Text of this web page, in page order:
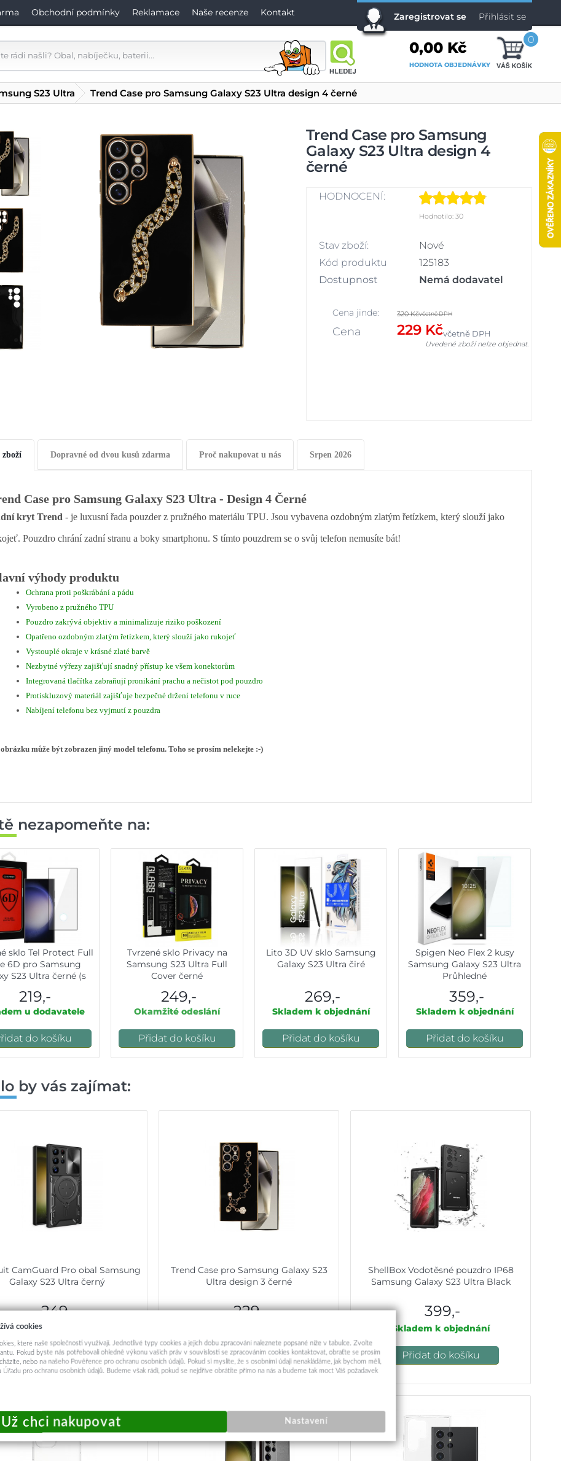
Obchodní podmínky Reklamace Naše recenze Kontakt Zaregistrovat se Přihlásit se
0,00 Kč
HODNOTA OBJEDNÁVKY
0
S23 Ultra Trend Case pro Samsung Galaxy S23 Ultra design 4 černé
Trend Case pro Samsung
Galaxy S23 Ultra design 4
černé
HODNOCENÍ:
Hodnotilo: 30
Stav zboží:
Nové
Kód produktu
125183
Dostupnost
Nemá dodavatel
Cena jinde: 320 Kčvčetně DPH
Cena 229 Kčvčetně DPH
Uvedené zboží nelze objednat.
zboží Dopravné od dvou kusů zdarma Proč nakupovat u nás Srpen 2026
Case pro Samsung Galaxy S23 Ultra - Design 4 Černé
kryt Trend - je luxusní řada pouzder z pružného materiálu TPU. Jsou vybavena ozdobným zlatým řetízkem, který slouží jako
Pouzdro chrání zadní stranu a boky smartphonu. S tímto pouzdrem se o svůj telefon nemusíte bát!
výhody produktu
Ochrana proti poškrábání a pádu
Vyrobeno z pružného TPU
Pouzdro zakrývá objektiv a minimalizuje riziko poškození
Opatřeno ozdobným zlatým řetízkem, který slouží jako rukojeť
Vystouplé okraje v krásné zlaté barvě
Nezbytné výřezy zajišťují snadný přístup ke všem konektorům
Integrovaná tlačítka zabraňují pronikání prachu a nečistot pod pouzdro
Protiskluzový materiál zajišťuje bezpečné držení telefonu v ruce
Nabíjení telefonu bez vyjmutí z pouzdra
může být zobrazen jiný model telefonu. Toho se prosím nelekejte :-)
nezapomeňte na:
sklo Tel Protect Full
6D pro Samsung
S23 Ultra černé (s
219,-
u dodavatele
do košíku
Tvrzené sklo Privacy na
Samsung S23 Ultra Full
Cover černé
249,-
Okamžité odeslání
Přidat do košíku
Lito 3D UV sklo Samsung
Galaxy S23 Ultra čiré
269,-
Skladem k objednání
Přidat do košíku
Spigen Neo Flex 2 kusy
Samsung Galaxy S23 Ultra
Průhledné
359,-
Skladem k objednání
Přidat do košíku
by vás zajímat:
CamGuard Pro obal Samsung
Galaxy S23 Ultra černý
249,-
Skladem k objednání
Přidat do košíku
Trend Case pro Samsung Galaxy S23
Ultra design 3 černé
229,-
Přidat do košíku
ShellBox Vodotěsné pouzdro IP68
Samsung Galaxy S23 Ultra Black
399,-
Skladem k objednání
Přidat do košíku
cookies
které naše společnosti využívají. Jednotlivé typy cookies a jejich dobu zpracování naleznete popsané níže v tabulce. Zvolte
Pokud byste nás potřebovali ohledně výkonu vašich práv v souvislosti se zpracováním cookies kontaktovat, obraťte se prosím
nebo na našeho Pověřence pro ochranu osobních údajů. Pokud si myslíte, že s osobními údaji nenakládáme, jak bychom měli,
pro ochranu osobních údajů. Budeme však rádi, pokud se nejdříve obrátíte přímo na nás a budeme tak moct Váš požadavek
Nastavení